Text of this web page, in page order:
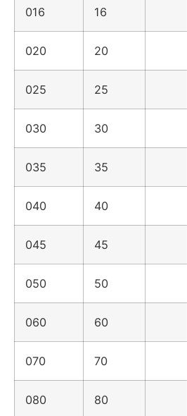
016 16
020 20
025 25
030 30
035 35
040 40
045 45
050 50
060 60
070 70
080 80